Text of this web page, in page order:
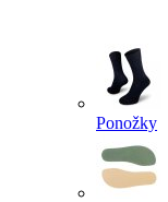
Ponožky